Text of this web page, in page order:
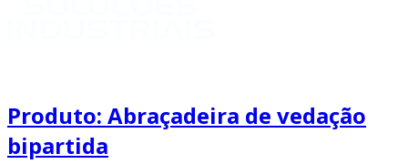
Produto: Abraçadeira de vedação
bipartida